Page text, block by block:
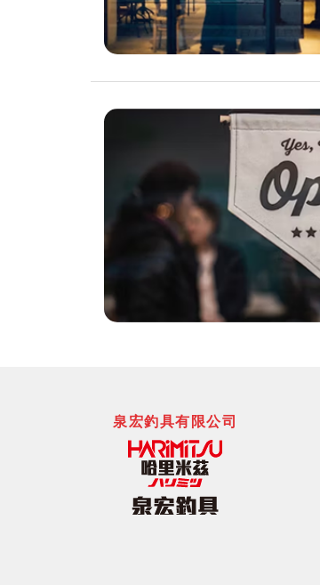
泉宏釣具有限公司